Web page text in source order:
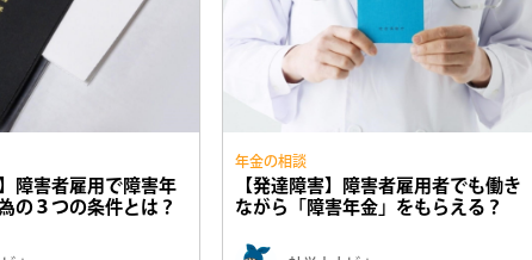
障害者雇用で障害年
の３つの条件とは？
年金の相談
【発達障害】障害者雇用者でも働き
ながら「障害年金」をもらえる？